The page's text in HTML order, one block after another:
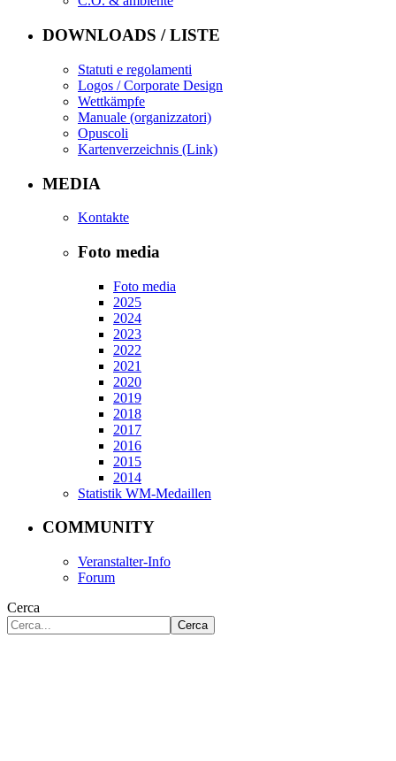
DOWNLOADS / LISTE
Statuti e regolamenti
Logos / Corporate Design
Wettkämpfe
Manuale (organizzatori)
Opuscoli
Kartenverzeichnis (Link)
MEDIA
Kontakte
Foto media
Foto media
2025
2024
2023
2022
2021
2020
2019
2018
2017
2016
2015
2014
Statistik WM-Medaillen
COMMUNITY
Veranstalter-Info
Forum
Cerca
Cerca